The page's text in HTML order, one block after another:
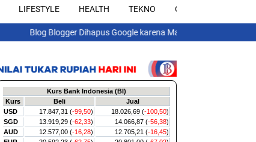
LIFESTYLE HEALTH TEKNO OTOMOTIF
Blog Blogger Dihapus Google karena Malware? Ini Arti Email,